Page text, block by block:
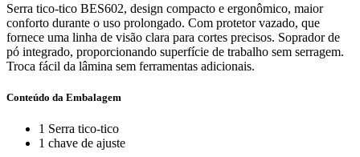
Serra tico-tico BES602, design compacto e ergonômico, maior
conforto durante o uso prolongado. Com protetor vazado, que
fornece uma linha de visão clara para cortes precisos. Soprador de
pó integrado, proporcionando superfície de trabalho sem serragem.
Troca fácil da lâmina sem ferramentas adicionais.
Conteúdo da Embalagem
1 Serra tico-tico
1 chave de ajuste